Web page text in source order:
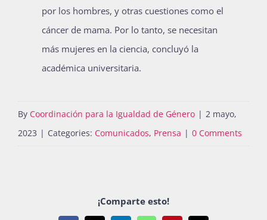
por los hombres, y otras cuestiones como el
cáncer de mama. Por lo tanto, se necesitan
más mujeres en la ciencia, concluyó la
académica universitaria.
By Coordinación para la Igualdad de Género | 2 mayo,
2023 | Categories: Comunicados, Prensa | 0 Comments
¡Comparte esto!